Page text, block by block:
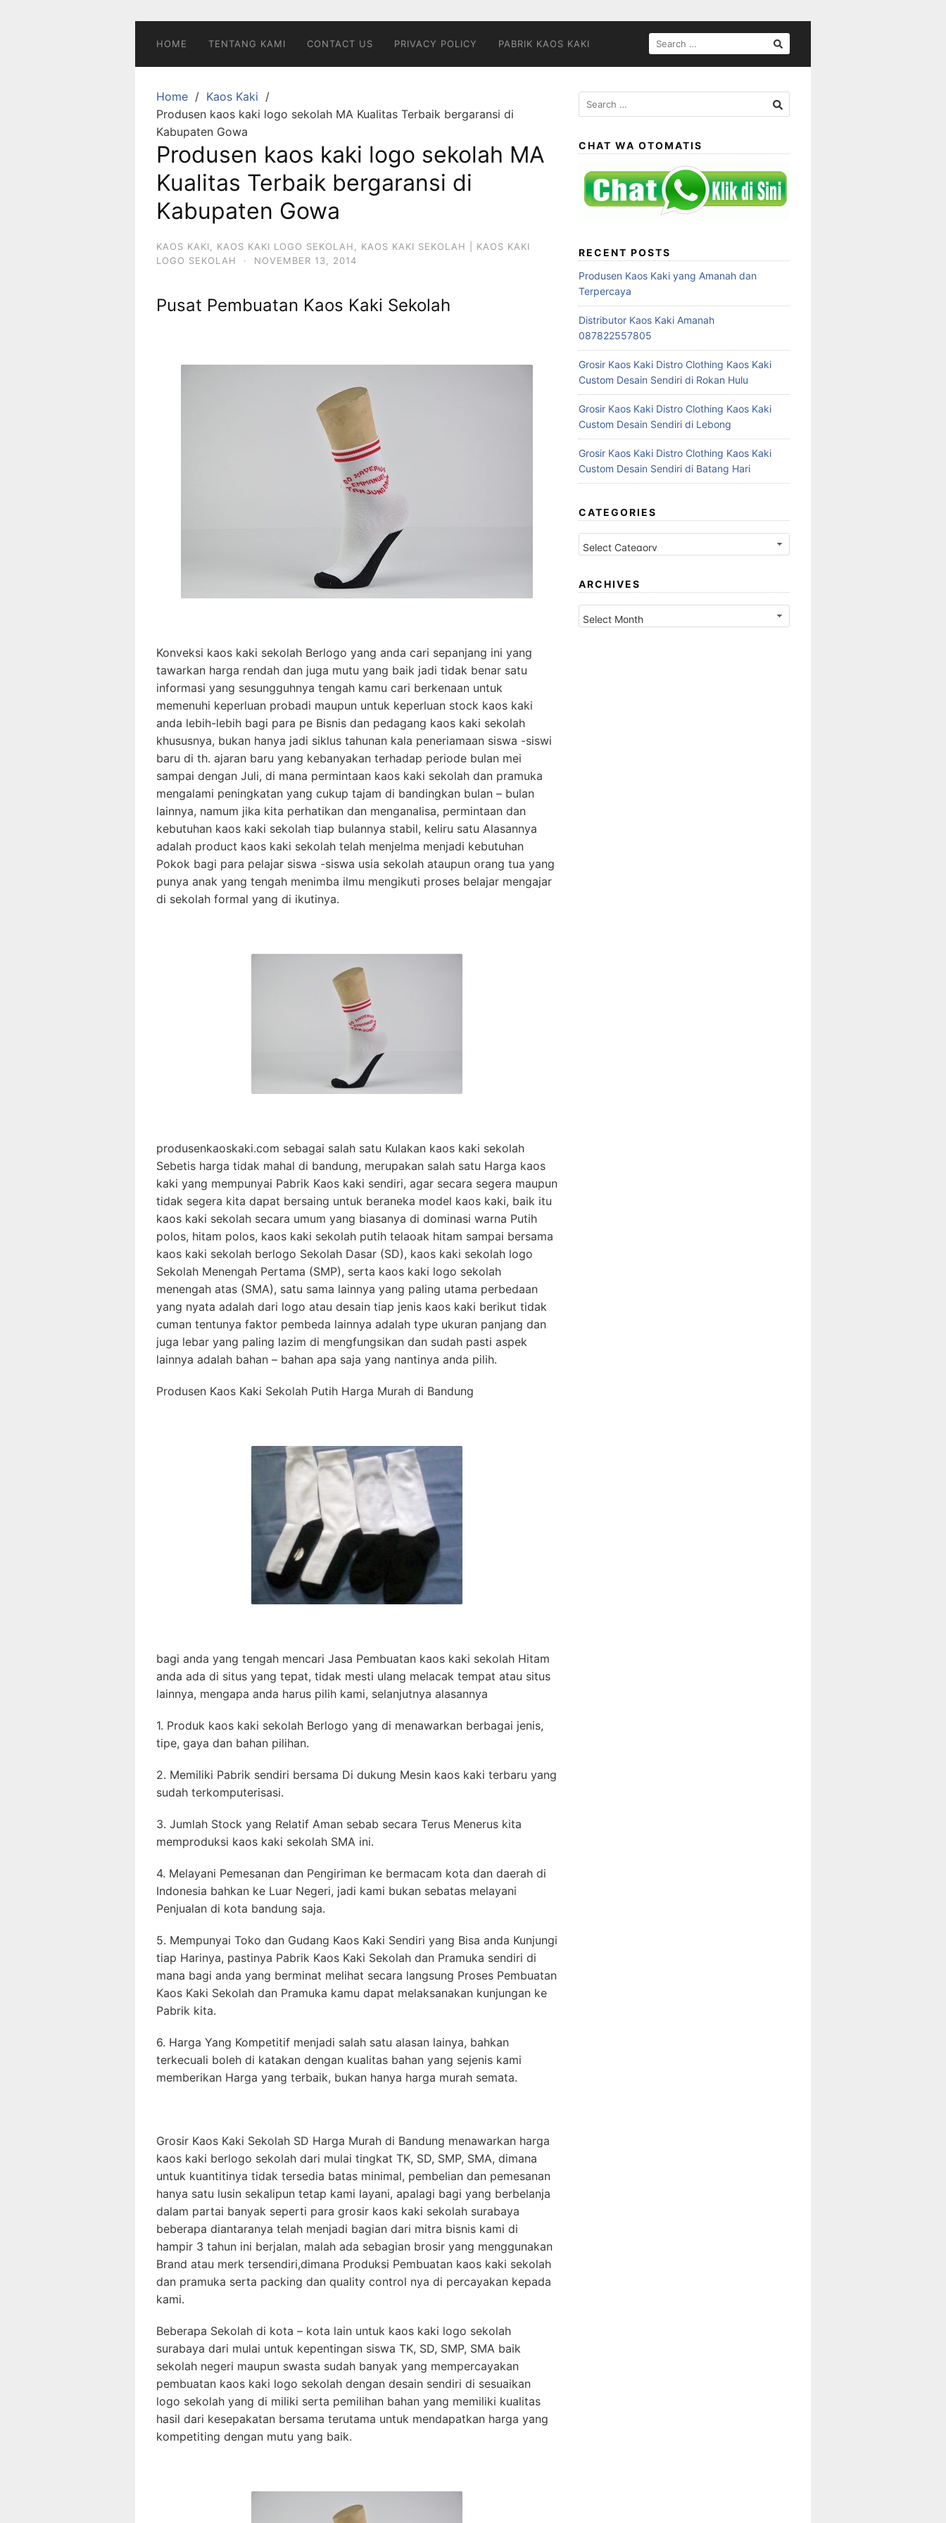
HOME TENTANG KAMI CONTACT US PRIVACY POLICY PABRIK KAOS KAKI
SEARCH
FOR:
Home
Kaos Kaki
Produsen kaos kaki logo sekolah MA Kualitas Terbaik bergaransi di
Kabupaten Gowa
Produsen kaos kaki logo sekolah MA
Kualitas Terbaik bergaransi di
Kabupaten Gowa
KAOS KAKI KAOS KAKI LOGO SEKOLAH
KAOS KAKI SEKOLAH | KAOS KAKI
LOGO SEKOLAH
· NOVEMBER 13, 2014
Pusat Pembuatan Kaos Kaki Sekolah
Konveksi kaos kaki sekolah Berlogo yang anda cari sepanjang ini yang
tawarkan harga rendah dan juga mutu yang baik jadi tidak benar satu
informasi yang sesungguhnya tengah kamu cari berkenaan untuk
memenuhi keperluan probadi maupun untuk keperluan stock kaos kaki
anda lebih-lebih bagi para pe Bisnis dan pedagang kaos kaki sekolah
khususnya, bukan hanya jadi siklus tahunan kala peneriamaan siswa -siswi
baru di th. ajaran baru yang kebanyakan terhadap periode bulan mei
sampai dengan Juli, di mana permintaan kaos kaki sekolah dan pramuka
mengalami peningkatan yang cukup tajam di bandingkan bulan – bulan
lainnya, namum jika kita perhatikan dan menganalisa, permintaan dan
kebutuhan kaos kaki sekolah tiap bulannya stabil, keliru satu Alasannya
adalah product kaos kaki sekolah telah menjelma menjadi kebutuhan
Pokok bagi para pelajar siswa -siswa usia sekolah ataupun orang tua yang
punya anak yang tengah menimba ilmu mengikuti proses belajar mengajar
di sekolah formal yang di ikutinya.
produsenkaoskaki.com sebagai salah satu Kulakan kaos kaki sekolah
Sebetis harga tidak mahal di bandung, merupakan salah satu Harga kaos
kaki yang mempunyai Pabrik Kaos kaki sendiri, agar secara segera maupun
tidak segera kita dapat bersaing untuk beraneka model kaos kaki, baik itu
kaos kaki sekolah secara umum yang biasanya di dominasi warna Putih
polos, hitam polos, kaos kaki sekolah putih telaoak hitam sampai bersama
kaos kaki sekolah berlogo Sekolah Dasar (SD), kaos kaki sekolah logo
Sekolah Menengah Pertama (SMP), serta kaos kaki logo sekolah
menengah atas (SMA), satu sama lainnya yang paling utama perbedaan
yang nyata adalah dari logo atau desain tiap jenis kaos kaki berikut tidak
cuman tentunya faktor pembeda lainnya adalah type ukuran panjang dan
juga lebar yang paling lazim di mengfungsikan dan sudah pasti aspek
lainnya adalah bahan – bahan apa saja yang nantinya anda pilih.
Produsen Kaos Kaki Sekolah Putih Harga Murah di Bandung
bagi anda yang tengah mencari Jasa Pembuatan kaos kaki sekolah Hitam
anda ada di situs yang tepat, tidak mesti ulang melacak tempat atau situs
lainnya, mengapa anda harus pilih kami, selanjutnya alasannya
1. Produk kaos kaki sekolah Berlogo yang di menawarkan berbagai jenis,
tipe, gaya dan bahan pilihan.
2. Memiliki Pabrik sendiri bersama Di dukung Mesin kaos kaki terbaru yang
sudah terkomputerisasi.
3. Jumlah Stock yang Relatif Aman sebab secara Terus Menerus kita
memproduksi kaos kaki sekolah SMA ini.
4. Melayani Pemesanan dan Pengiriman ke bermacam kota dan daerah di
Indonesia bahkan ke Luar Negeri, jadi kami bukan sebatas melayani
Penjualan di kota bandung saja.
5. Mempunyai Toko dan Gudang Kaos Kaki Sendiri yang Bisa anda Kunjungi
tiap Harinya, pastinya Pabrik Kaos Kaki Sekolah dan Pramuka sendiri di
mana bagi anda yang berminat melihat secara langsung Proses Pembuatan
Kaos Kaki Sekolah dan Pramuka kamu dapat melaksanakan kunjungan ke
Pabrik kita.
6. Harga Yang Kompetitif menjadi salah satu alasan lainya, bahkan
terkecuali boleh di katakan dengan kualitas bahan yang sejenis kami
memberikan Harga yang terbaik, bukan hanya harga murah semata.
Grosir Kaos Kaki Sekolah SD Harga Murah di Bandung menawarkan harga
kaos kaki berlogo sekolah dari mulai tingkat TK, SD, SMP, SMA, dimana
untuk kuantitinya tidak tersedia batas minimal, pembelian dan pemesanan
hanya satu lusin sekalipun tetap kami layani, apalagi bagi yang berbelanja
dalam partai banyak seperti para grosir kaos kaki sekolah surabaya
beberapa diantaranya telah menjadi bagian dari mitra bisnis kami di
hampir 3 tahun ini berjalan, malah ada sebagian brosir yang menggunakan
Brand atau merk tersendiri,dimana Produksi Pembuatan kaos kaki sekolah
dan pramuka serta packing dan quality control nya di percayakan kepada
kami.
Beberapa Sekolah di kota – kota lain untuk kaos kaki logo sekolah
surabaya dari mulai untuk kepentingan siswa TK, SD, SMP, SMA baik
sekolah negeri maupun swasta sudah banyak yang mempercayakan
pembuatan kaos kaki logo sekolah dengan desain sendiri di sesuaikan
logo sekolah yang di miliki serta pemilihan bahan yang memiliki kualitas
hasil dari kesepakatan bersama terutama untuk mendapatkan harga yang
kompetiting dengan mutu yang baik.
Search
for:
CHAT WA OTOMATIS
RECENT POSTS
Produsen Kaos Kaki yang Amanah dan
Terpercaya
Distributor Kaos Kaki Amanah
087822557805
Grosir Kaos Kaki Distro Clothing Kaos Kaki
Custom Desain Sendiri di Rokan Hulu
Grosir Kaos Kaki Distro Clothing Kaos Kaki
Custom Desain Sendiri di Lebong
Grosir Kaos Kaki Distro Clothing Kaos Kaki
Custom Desain Sendiri di Batang Hari
CATEGORIES
Categories
ARCHIVES
Archives